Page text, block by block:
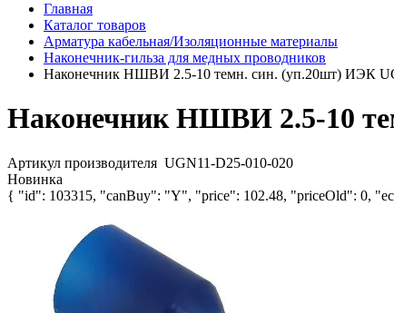
Главная
Каталог товаров
Арматура кабельная/Изоляционные материалы
Наконечник-гильза для медных проводников
Наконечник НШВИ 2.5-10 темн. син. (уп.20шт) ИЭК
Наконечник НШВИ 2.5-10
Артикул производителя UGN11-D25-010-020
Новинка
{ "id": 103315, "canBuy": "Y", "price": 102.48, "priceOld": 0,